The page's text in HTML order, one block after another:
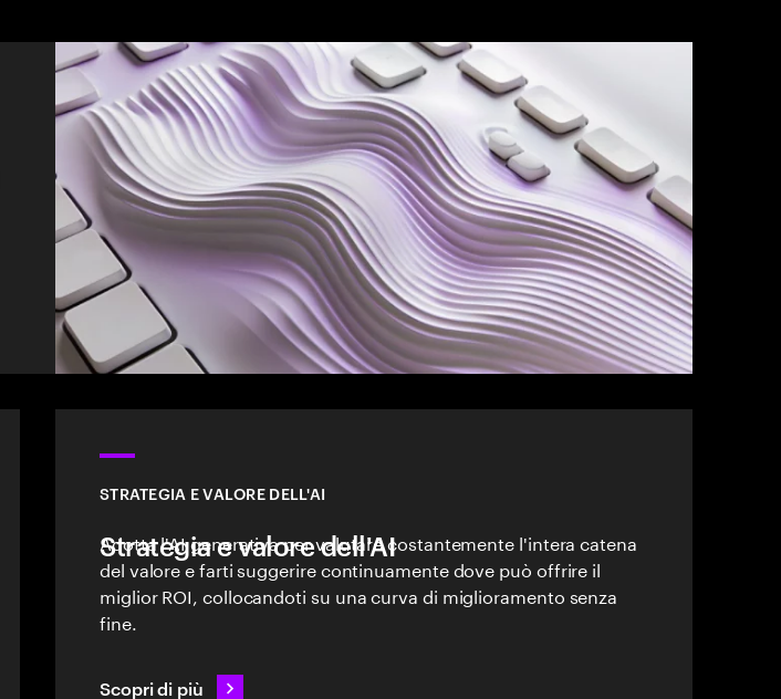
STRATEGIA E VALORE DELL'AI
Strategia e valore dell'AI
Adotta l'AI generativa per valutare costantemente l'intera catena
del valore e farti suggerire continuamente dove può offrire il
miglior ROI, collocandoti su una curva di miglioramento senza
fine.
Scopri di più